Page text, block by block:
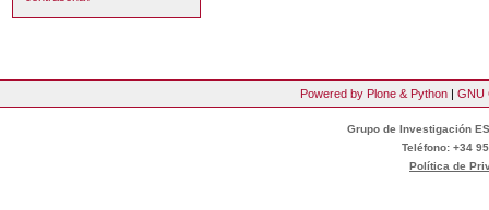
Powered by Plone & Python | GNU
Grupo de Investigación
Teléfono: +34
Política de